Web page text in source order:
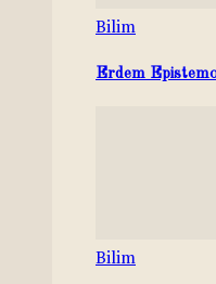
Bilim
Erdem
Bilim